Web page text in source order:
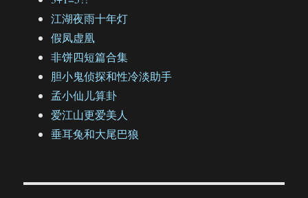
江湖夜雨十年灯
假凤虚凰
非饼四短篇合集
胆小鬼侦探和性冷淡助手
孟小仙儿算卦
爱江山更爱美人
垂耳兔和大尾巴狼